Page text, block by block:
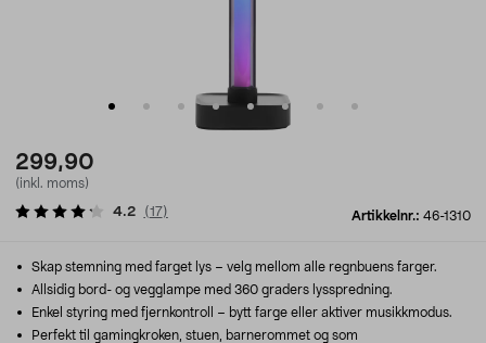
299,90
(inkl. moms)
Artikkelnr.: 46-1310
4.2 (17)
Skap stemning med farget lys – velg mellom alle regnbuens farger.
Allsidig bord- og vegglampe med 360 graders lysspredning.
Enkel styring med fjernkontroll – bytt farge eller aktiver musikkmodus.
Perfekt til gamingkroken, stuen, barnerommet og som